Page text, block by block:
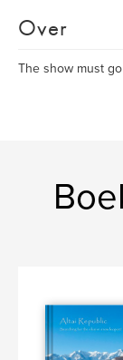
Over
The show must